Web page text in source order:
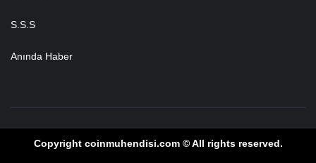
S.S.S
Anında Haber
Copyright coinmuhendisi.com © All rights reserved.